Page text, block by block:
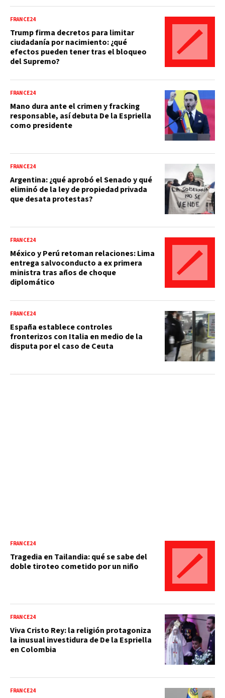
FRANCE24
Trump firma decretos para limitar
ciudadanía por nacimiento: ¿qué
efectos pueden tener tras el bloqueo
del Supremo?
FRANCE24
Mano dura ante el crimen y fracking
responsable, así debuta De la Espriella
como presidente
FRANCE24
Argentina: ¿qué aprobó el Senado y qué
eliminó de la ley de propiedad privada
que desata protestas?
FRANCE24
México y Perú retoman relaciones: Lima
entrega salvoconducto a ex primera
ministra tras años de choque
diplomático
FRANCE24
España establece controles
fronterizos con Italia en medio de la
disputa por el caso de Ceuta
FRANCE24
Tragedia en Tailandia: qué se sabe del
doble tiroteo cometido por un niño
FRANCE24
Viva Cristo Rey: la religión protagoniza
la inusual investidura de De la Espriella
en Colombia
FRANCE24